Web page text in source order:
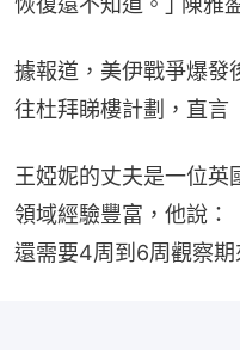
據報道，美伊戰爭爆發
往杜拜睇樓計劃，直言
王婭妮的丈夫是一位英
領域經驗豐富，他說：
還需要4周到6周觀察期